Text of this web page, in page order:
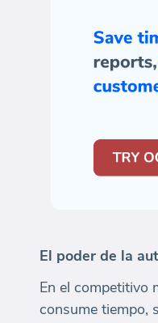
El poder de la
En el competitivo
consume tiempo,